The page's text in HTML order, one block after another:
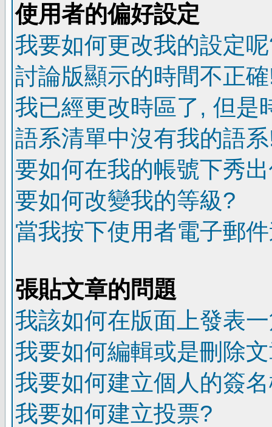
使用者的偏好設定
我要如何更改我的設定
討論版顯示的時間不正
我已經更改時區了, 但是
語系清單中沒有我的語
要如何在我的帳號下秀
要如何改變我的等級?
當我按下使用者電子郵
張貼文章的問題
我該如何在版面上發表
我要如何編輯或是刪除
我要如何建立個人的簽
我要如何建立投票?